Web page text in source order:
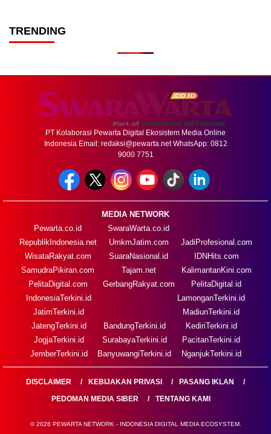
TRENDING
PT Kolaborasi Pewarta Digital Ekosistem Media Online
Indonesia Email: redaksi@pewarta.netWhatsApp: 0812
9000 7751
MEDIA NETWORK
Pewarta.co.id
RepublikIndonesia.net
WisataRakyat.com
SamudraPikiran.com
PelitaDigital.com
SwaraWarta.co.id
UmkmJatim.com
SuaraNasional.id
Tajam.net
GerbangRakyat.com
JadiProfesional.com
IDNHits.com
KalimantanKini.com
PelitaDigital.id
IndonesiaTerkini.id
JatimTerkini.id
JatengTerkini.id
JogjaTerkini.id
JemberTerkini.id
BandungTerkini.id
SurabayaTerkini.id
BanyuwangiTerkini.id
LamonganTerkini.id
MadiunTerkini.id
KediriTerkini.id
PacitanTerkini.id
NganjukTerkini.id
DISCLAIMER KEBIJAKAN PRIVASI
PASANG IKLAN
PEDOMAN MEDIA SIBER
TENTANG KAMI
© 2026 PEWARTA NETWORK - INDONESIA DIGITAL MEDIA ECOSYSTEM.